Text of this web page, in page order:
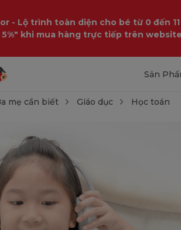
- Lộ trình toàn diện cho bé từ 0 đến
5%" khi mua hàng trực tiếp trên website
Sản
mẹ cần biết Giáo dục Học toán